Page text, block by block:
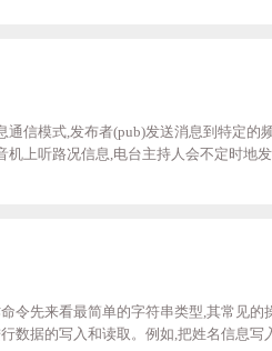
信模式,发布者(pub)发送消息到特定的
机上听路况信息,电台主持人会不定时地
令先来看最简单的字符串类型,其常见的
数据的写入和读取。例如,把姓名信息写